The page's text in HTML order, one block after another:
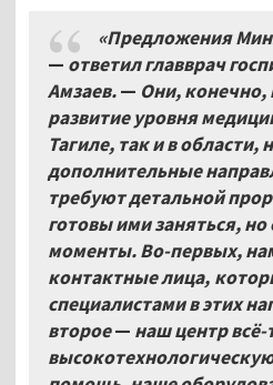
«Предложения
— ответил главврач
Амзаев.— Они, конечно,
развитие уровня
Тагиле, так и в области,
дополнительные
требуют детальной
готовы ими заняться,
моменты. Во-первых,
контактные лица,
специалистами в этих
второе— наш центр